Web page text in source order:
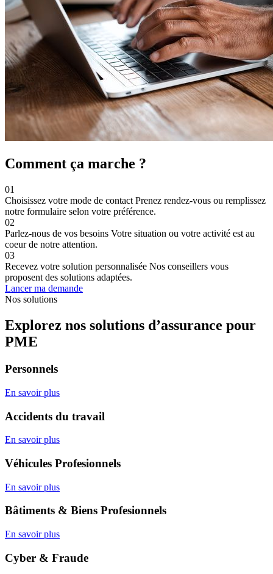
Comment ça marche ?
01
Choisissez votre mode de contact Prenez rendez-vous ou remplissez
notre formulaire selon votre préférence.
02
Parlez-nous de vos besoins Votre situation ou votre activité est au
coeur de notre attention.
03
Recevez votre solution personnalisée Nos conseillers vous
proposent des solutions adaptées.
Lancer ma demande
Nos solutions
Explorez nos solutions d’assurance pour
PME
Personnels
En savoir plus
Accidents du travail
En savoir plus
Véhicules Profesionnels
En savoir plus
Bâtiments & Biens Profesionnels
En savoir plus
Cyber & Fraude